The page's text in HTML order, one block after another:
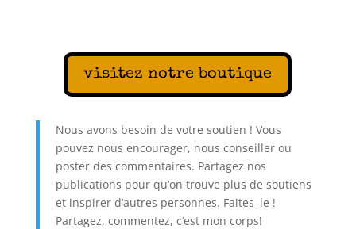
visitez notre boutique
Nous avons besoin de votre soutien ! Vous
pouvez nous encourager, nous conseillerou
posterdes commentaires. Partagez nos
publications pourqu‘on trouve plus de soutiens
etinspirerd‘autres personnes. Faites–le !
Partagez, commentez, c‘estmon corps!